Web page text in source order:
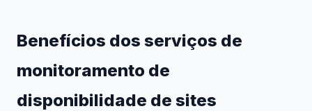
Benefícios dos serviços de
monitoramento de
disponibilidade de sites